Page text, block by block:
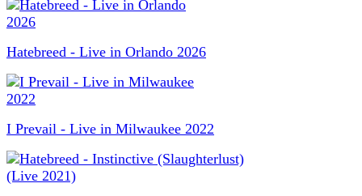
Hatebreed - Live in Orlando 2026
I Prevail - Live in Milwaukee 2022